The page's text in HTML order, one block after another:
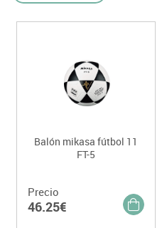
Balón mikasa fútbol 11
FT-5
Precio
46.25€